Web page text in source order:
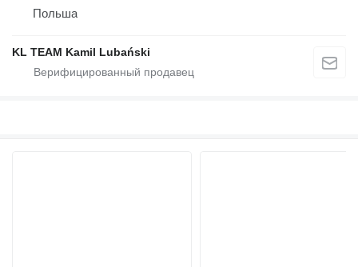
Польша
KL TEAM Kamil Lubański